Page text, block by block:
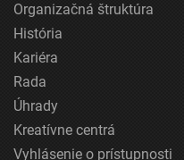
Organizačná štruktúra
História
Kariéra
Rada
Úhrady
Kreatívne centrá
Vyhlásenie o prístupnosti